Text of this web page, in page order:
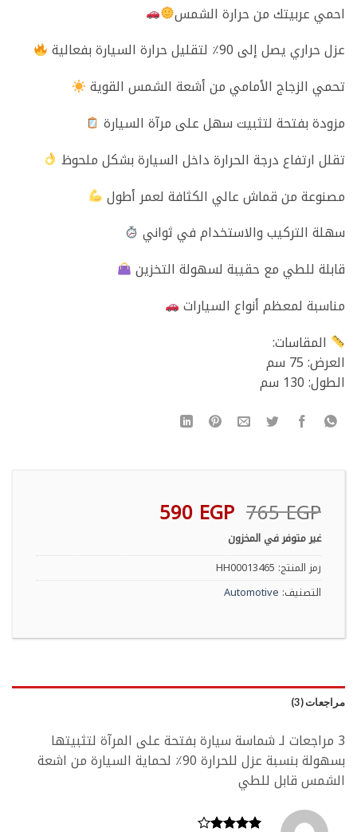
تم التقييم
4.33
على تقييم
عملاء
احمي عربيتك من حرارة الشمس
عزل حراري يصل إلى 90٪ لتقليل حرارة السيارة بفعالية
تحمي الزجاج الأمامي من أشعة الشمس القوية
مزودة بفتحة لتثبيت سهل على مرآة السيارة
تقلل ارتفاع درجة الحرارة داخل السيارة بشكل ملحوظ
مصنوعة من قماش عالي الكثافة لعمر أطول
سهلة التركيب والاستخدام في ثواني
قابلة للطي مع حقيبة لسهولة التخزين
مناسبة لمعظم أنواع السيارات
المقاسات:
العرض: 75 سم
الطول: 130 سم
765EGP السعر
الأصلي
هو:
765 EGP.
590EGP السعر
الحالي
هو:
غير متوفر في المخزون
رمز المنتج:HH00013465
التصنيف:Automotive
مراجعات (3)
شماسة سيارة بفتحة على المرآة لتثبيتها
بسهولة بنسبة عزل للحرارة 90٪ لحماية السيارة من اشعة
الشمس قابل للطي